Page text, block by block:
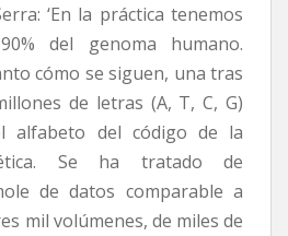
‘En la práctica tenemos
del genoma humano.
cómo se siguen, una tras
de letras (A, T, C, G)
alfabeto del código de la
Se ha tratado de
de datos comparable a
mil volúmenes, de miles de